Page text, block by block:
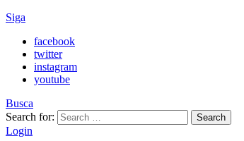
Siga
facebook
twitter
instagram
youtube
Busca
Search for:
Search
Login